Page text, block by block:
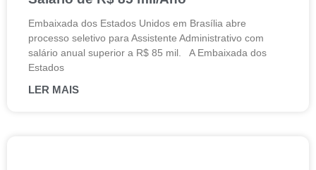
Embaixada dos Estados Unidos em Brasília abre
processo seletivo para Assistente Administrativo com
salário anual superior a R$ 85 mil. A Embaixada dos
Estados
LER MAIS